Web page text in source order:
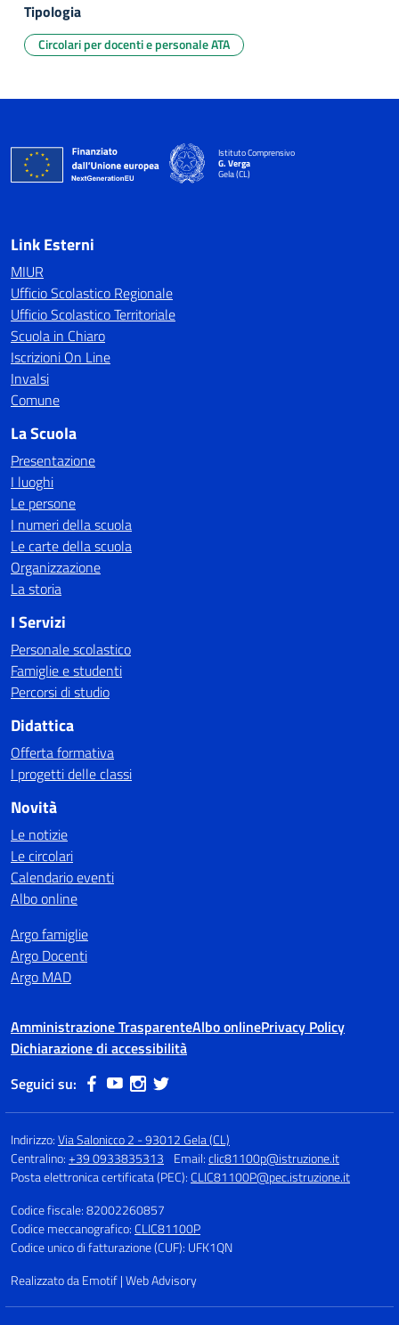
Tipologia
Circolari per docenti e personale ATA
Istituto Comprensivo
G. Verga
Gela (CL)
Link Esterni
MIUR
Ufficio Scolastico Regionale
Ufficio Scolastico Territoriale
Scuola in Chiaro
Iscrizioni On Line
Invalsi
Comune
La Scuola
Presentazione
I luoghi
Le persone
I numeri della scuola
Le carte della scuola
Organizzazione
La storia
I Servizi
Personale scolastico
Famiglie e studenti
Percorsi di studio
Didattica
Offerta formativa
I progetti delle classi
Novità
Le notizie
Le circolari
Calendario eventi
Albo online
Argo famiglie
Argo Docenti
Argo MAD
Amministrazione TrasparenteAlbo onlinePrivacy Policy
Dichiarazione di accessibilità
Seguici su:
Indirizzo:Via Salonicco 2 - 93012 Gela (CL)
Centralino:+39 0933835313 Email:clic81100p@istruzione.it
Posta elettronica certificata (PEC):CLIC81100P@pec.istruzione.it
Codice fiscale: 82002260857
Codice meccanografico:CLIC81100P
Codice unico di fatturazione (CUF): UFK1QN
Realizzato da Emotif | Web Advisory